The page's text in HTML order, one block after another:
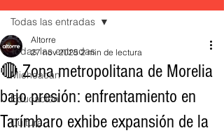
Todas las entradas
Michoacán
Educación
Cultura
Todas las entradas
🔴 Zona metropolitana de Morelia
bajo presión: enfrentamiento en
Tarímbaro exhibe expansión de la
Altorre
27 nov 2025 2 min de lectura